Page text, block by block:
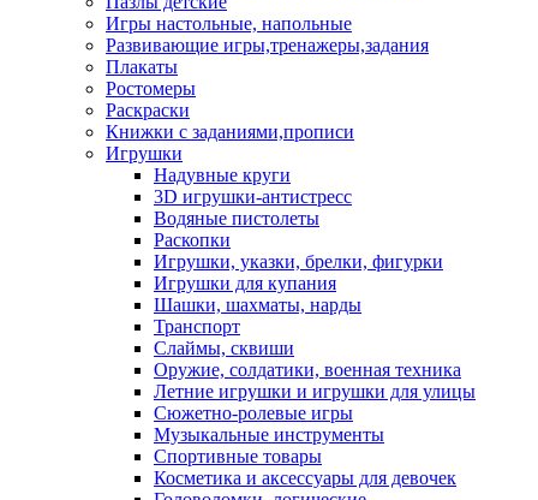
Игры настольные, напольные
Развивающие игры,тренажеры,задания
Плакаты
Ростомеры
Раскраски
Книжки с заданиями,прописи
Игрушки
Надувные круги
3D игрушки-антистресс
Водяные пистолеты
Раскопки
Игрушки, указки, брелки, фигурки
Игрушки для купания
Шашки, шахматы, нарды
Транспорт
Слаймы, сквиши
Оружие, солдатики, военная техника
Летние игрушки и игрушки для улицы
Сюжетно-ролевые игры
Музыкальные инструменты
Спортивные товары
Косметика и аксессуары для девочек